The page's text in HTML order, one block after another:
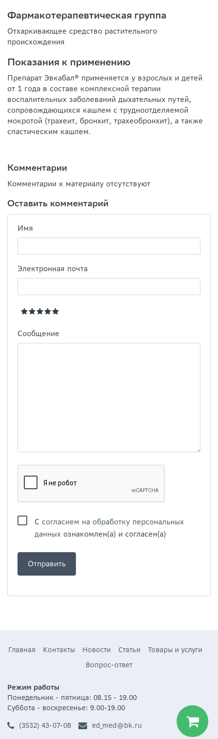
Фармакотерапевтическая группа
Отхаркивающее средство растительного
происхождения
Показания к применению
Препарат Эвкабал® применяется у взрослых и детей
от 1 года в составе комплексной терапии
воспалительных заболеваний дыхательных путей,
сопровождающихся кашлем с трудноотделяемой
мокротой (трахеит, бронхит, трахеобронхит), а также
спастическим кашлем.
Комментарии
Комментарии к материалу отсутствуют
Оставить комментарий
Имя
Электронная почта
Сообщение
С согласием на обработку персональных
данных ознакомлен(а) и согласен(а)
Главная Контакты Новости Статьи
Товары и услуги
Вопрос-ответ
Режим работы
Понедельник - пятница: 08.15 - 19.00
Суббота - воскресенье: 9.00-19.00
(3532) 43-07-08
ed_med@bk.ru